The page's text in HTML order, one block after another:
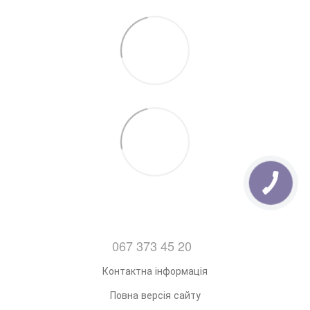
067 373 45 20
Контактна інформація
Повна версія сайту